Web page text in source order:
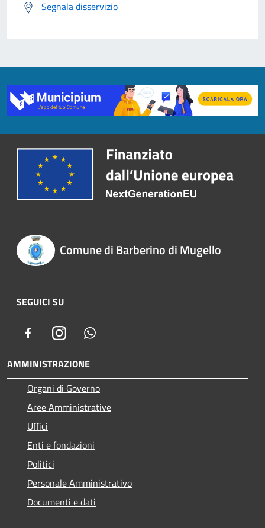
Segnala disservizio
Comune di Barberino di Mugello
SEGUICI SU
FacebookInstagram
AMMINISTRAZIONE
Organi di Governo
Aree Amministrative
Uffici
Enti e fondazioni
Politici
Personale Amministrativo
Documenti e dati